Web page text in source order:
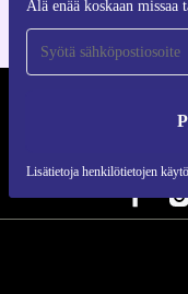
Älä enää koskaan missaa
Lisätietoja henkilötietojen